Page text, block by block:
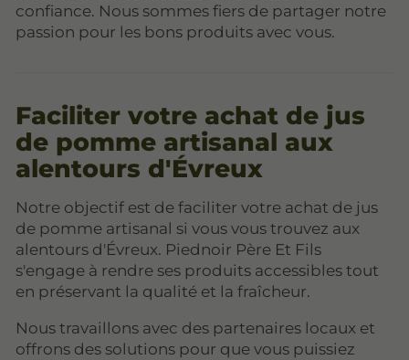
confiance. Nous sommes fiers de partager notre
passion pour les bons produits avec vous.
Faciliter votre achat de jus
de pomme artisanal aux
alentours d'Évreux
Notre objectif est de faciliter votre achat de jus
de pomme artisanal si vous vous trouvez aux
alentours d'Évreux. Piednoir Père Et Fils
s'engage à rendre ses produits accessibles tout
en préservant la qualité et la fraîcheur.
Nous travaillons avec des partenaires locaux et
offrons des solutions pour que vous puissiez